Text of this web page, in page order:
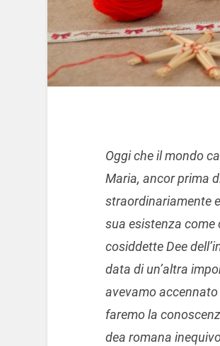
Oggi che il mondo
Maria, ancor prima
straordinariamente
sua esistenza come
cosiddette Dee
data di un’altra
avevamo
faremo la
dea romana